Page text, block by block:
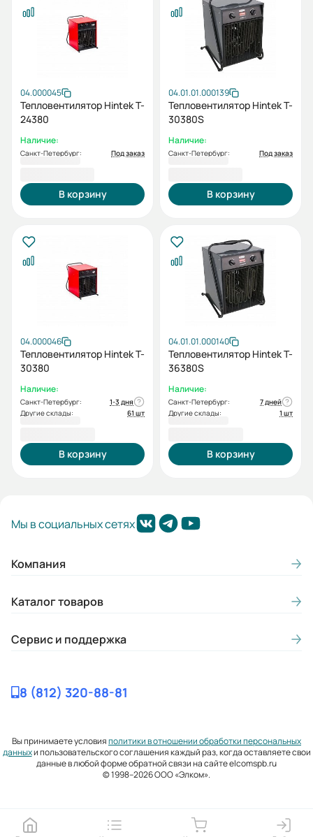
04.000045
Тепловентилятор Hintek T-
24380
Наличие:
Санкт-Петербург: Под заказ
В корзину
04.01.01.000139
Тепловентилятор Hintek T-
30380S
Наличие:
Санкт-Петербург: Под заказ
В корзину
04.000046
Тепловентилятор Hintek T-
30380
Наличие:
Санкт-Петербург:
1-3 дня
Другие склады:
61 шт
В корзину
04.01.01.000140
Тепловентилятор Hintek T-
36380S
Наличие:
Санкт-Петербург:
7 дней
Другие склады:
1 шт
В корзину
Мы в социальных сетях
Компания
Каталог товаров
Сервис и поддержка
8 (812) 320-88-81
Вы принимаете условияполитики в отношении обработки персональных
данныхи пользовательского соглашения каждый раз, когда оставляете свои
данные в любой форме обратной связи на сайте elcomspb.ru
© 1998–2026 ООО «Элком».